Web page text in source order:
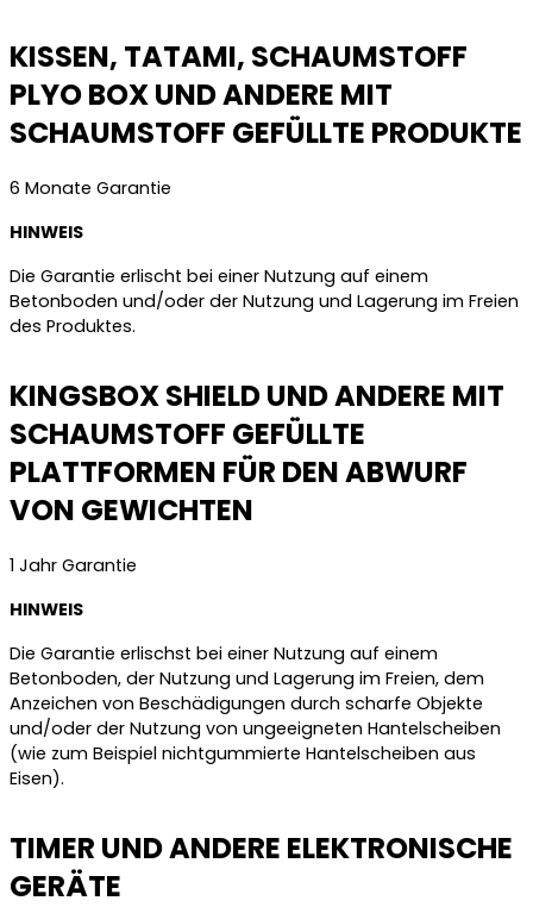
KISSEN, TATAMI, SCHAUMSTOFF
PLYO BOX UND ANDERE MIT
SCHAUMSTOFF GEFÜLLTE PRODUKTE
6 Monate Garantie
HINWEIS
Die Garantie erlischt bei einer Nutzung auf einem
Betonboden und/oder der Nutzung und Lagerung im Freien
des Produktes.
KINGSBOX SHIELD UND ANDERE MIT
SCHAUMSTOFF GEFÜLLTE
PLATTFORMEN FÜR DEN ABWURF
VON GEWICHTEN
1 Jahr Garantie
HINWEIS
Die Garantie erlischst bei einer Nutzung auf einem
Betonboden, der Nutzung und Lagerung im Freien, dem
Anzeichen von Beschädigungen durch scharfe Objekte
und/oder der Nutzung von ungeeigneten Hantelscheiben
(wie zum Beispiel nichtgummierte Hantelscheiben aus
Eisen).
TIMER UND ANDERE ELEKTRONISCHE
GERÄTE